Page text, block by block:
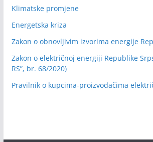
Klimatske promjene
Energetska kriza
Zakon o obnovljivim izvorima energije
Zakon o električnoj energiji Republike
RS”, br. 68/2020)
Pravilnik o kupcima-proizvođačima